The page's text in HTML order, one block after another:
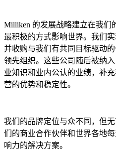
Milliken 的发展战略建立在我们
最积极的方式影响世界。我们
并收购与我们有共同目标驱动
领先组织。这些公司随后被纳
业知识和业内公认的业绩，补
营的优势和稳定性。
我们的品牌定位与众不同，但
们的商业合作伙伴和世界各地
响力的解决方案。